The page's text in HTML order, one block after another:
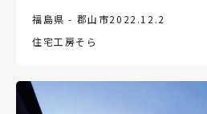
福島県 - 郡山市2022.12.2
住宅工房そら